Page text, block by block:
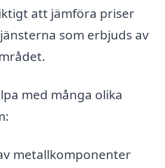
att jämföra priser
som erbjuds av
med många olika
metallkomponenter